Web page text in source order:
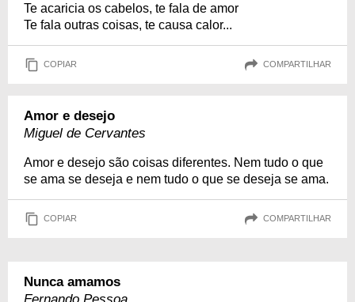
Te acaricia os cabelos, te fala de amor
Te fala outras coisas, te causa calor...
COPIAR COMPARTILHAR
Amor e desejo
Miguel de Cervantes
Amor e desejo são coisas diferentes. Nem tudo o que
se ama se deseja e nem tudo o que se deseja se ama.
COPIAR COMPARTILHAR
Nunca amamos